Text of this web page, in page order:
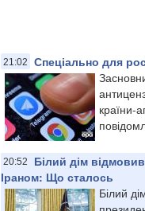
21:02
Спеціально для
країни-
20:52
Білий дім
Іраном: Що сталось
Білий